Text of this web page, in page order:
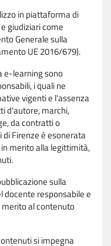
in piattaforma di
giudiziari come
Generale sulla
UE 2016/679).
e-learning sono
i quali ne
vigenti e l'assenza
d'autore, marchi,
da contratti o
di Firenze è esonerata
merito alla legittimità,
sulla
docente responsabile e
al contenuto
si impegna